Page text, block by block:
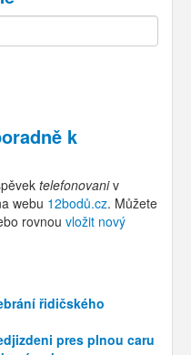
k
telefonovaniv
webu 12bodů.cz. Můžete
rovnou vložit nový
řidičského
pres plnou caru